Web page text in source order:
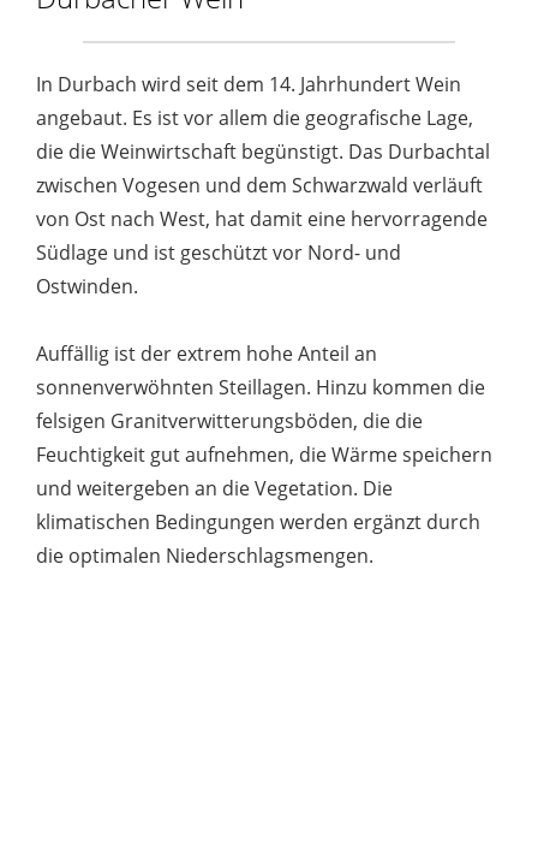
In Durbach wird seit dem 14. Jahrhundert Wein
angebaut. Es ist vor allem die geografische Lage,
die die Weinwirtschaft begünstigt. Das Durbachtal
zwischen Vogesen und dem Schwarzwald verläuft
von Ost nach West, hat damit eine hervorragende
Südlage und ist geschützt vor Nord- und
Ostwinden.
Auffällig ist der extrem hohe Anteil an
sonnenverwöhnten Steillagen. Hinzu kommen die
felsigen Granitverwitterungsböden, die die
Feuchtigkeit gut aufnehmen, die Wärme speichern
und weitergeben an die Vegetation. Die
klimatischen Bedingungen werden ergänzt durch
die optimalen Niederschlagsmengen.